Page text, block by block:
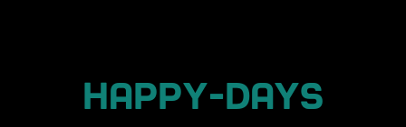
HAPPY-DAYS